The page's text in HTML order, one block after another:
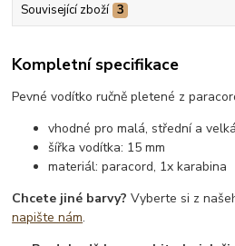
Související zboží 3
Kompletní specifikace
Pevné vodítko ručně pletené z
vhodné pro malá, střední a
šířka vodítka: 15 mm
materiál: paracord, 1x karabina
Chcete jiné barvy? Vyberte si z
napište nám.